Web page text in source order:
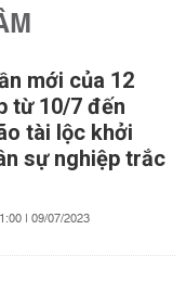
mới của 12
từ 10/7 đến
tài lộc khởi
sự nghiệp trắc
| 09/07/2023